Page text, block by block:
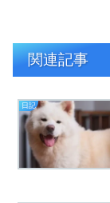
関連記事
日記